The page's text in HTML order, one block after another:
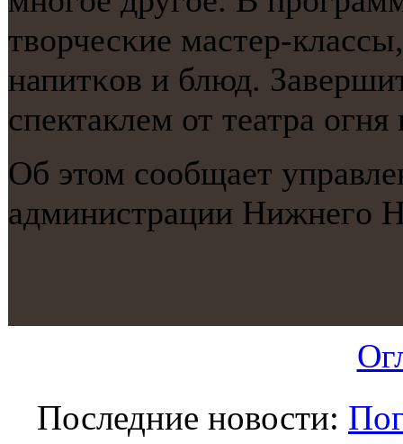
творчесκие мастер-
напитκов и блюд.
спектаклем от театра
Об этом сοобщает
администрации Нижнегο
Последние новости: